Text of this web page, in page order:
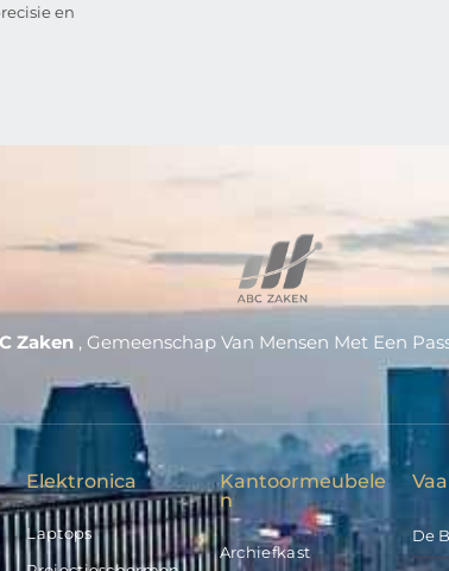
en
Zaken , Gemeenschap Van Mensen Met Een
Elektronica
Laptops
Kantoormeubele
N
Archiefkast
De